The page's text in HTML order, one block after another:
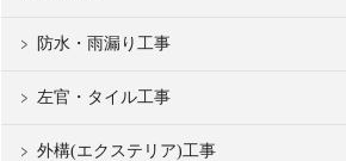
防水・雨漏り工事
左官・タイル工事
外構(エクステリア)工事